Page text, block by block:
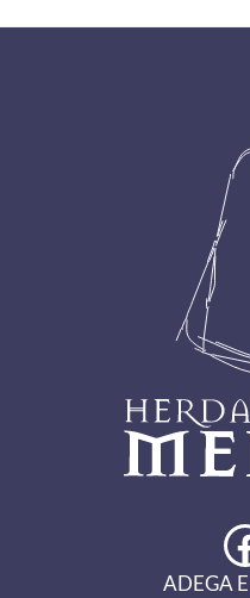
Facebook
ADEGA